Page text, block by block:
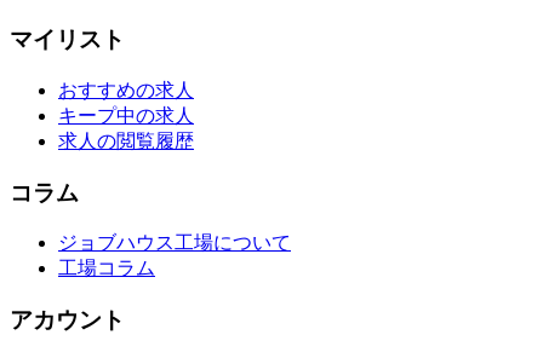
マイリスト
おすすめの求人
キープ中の求人
求人の閲覧履歴
コラム
ジョブハウス工場について
工場コラム
アカウント